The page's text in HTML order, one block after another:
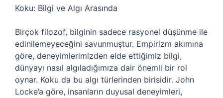
Koku: Bilgi ve Algı Arasında
Birçok filozof, bilginin sadece rasyonel düşünme ile
edinilemeyeceğini savunmuştur. Empirizm akımına
göre, deneyimlerimizden elde ettiğimiz bilgi,
dünyayı nasıl algıladığımıza dair önemli bir rol
oynar. Koku da bu algı türlerinden birisidir. John
Locke’a göre, insanların duyusal deneyimleri,